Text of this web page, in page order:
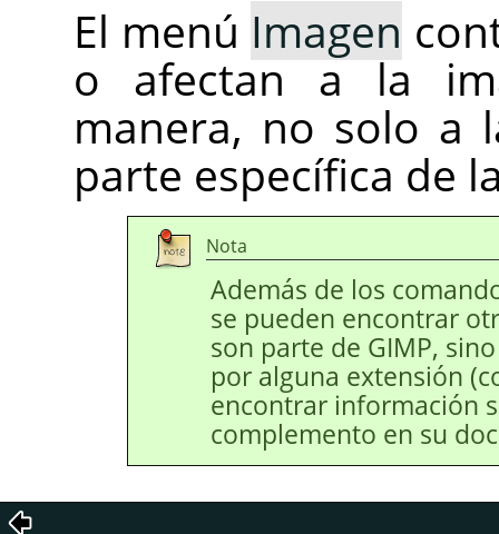
El menú Imagen
o afectan a la
manera, no solo a
parte específica de
Nota
Además de los
se pueden encontrar
son parte de GIMP,
por alguna extensión
encontrar información
complemento en su